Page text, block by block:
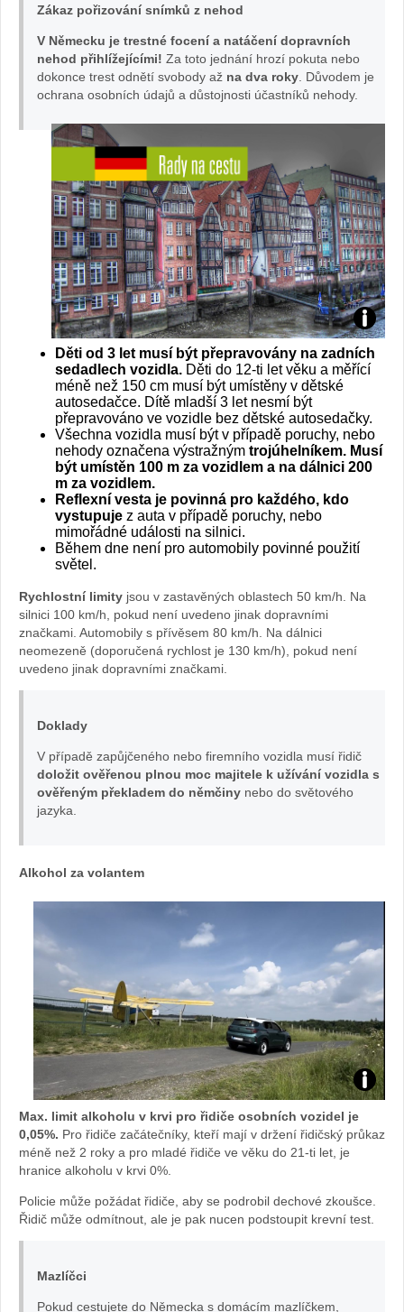
Zákaz pořizování snímků z nehod
V Německu je trestné focení a natáčení dopravních
nehod přihlížejícími! Za toto jednání hrozí pokuta nebo
dokonce trest odnětí svobody až na dva roky . Důvodem je
ochrana osobních údajů a důstojnosti účastníků nehody.
N
ě
ec
w
Děti od 3 let musí být přepravovány na zadních
sedadlech vozidla. Děti do 12-ti let věku a měřící
méně než 150 cm musí být umístěny v dětské
autosedačce. Dítě mladší 3 let nesmí být
přepravováno ve vozidle bez dětské autosedačky.
Všechna vozidla musí být v případě poruchy, nebo
nehody označena výstražným trojúhelníkem. Musí
být umístěn 100 m za vozidlem a na dálnici 200
m za vozidlem.
Reflexní vesta je povinná pro každého, kdo
vystupuje z auta v případě poruchy, nebo
mimořádné události na silnici.
Během dne není pro automobily povinné použití
světel.
Rychlostní limity jsou v zastavěných oblastech 50 km/h. Na
silnici 100 km/h, pokud není uvedeno jinak dopravními
značkami. Automobily s přívěsem 80 km/h. Na dálnici
neomezeně (doporučená rychlost je 130 km/h), pokud není
uvedeno jinak dopravními značkami.
Doklady
V případě zapůjčeného nebo firemního vozidla musí řidič
doložit ověřenou plnou moc majitele k užívání vozidla s
ověřeným překladem do němčiny nebo do světového
jazyka.
Alkohol za volantem
Opel
Max. limit alkoholu v krvi pro řidiče osobních vozidel je
0,05%. Pro řidiče začátečníky, kteří mají v držení řidičský průkaz
méně než 2 roky a pro mladé řidiče ve věku do 21-ti let, je
hranice alkoholu v krvi 0%.
Policie může požádat řidiče, aby se podrobil dechové zkoušce.
Řidič může odmítnout, ale je pak nucen podstoupit krevní test.
Mazlíčci
Pokud cestujete do Německa s domácím mazlíčkem,